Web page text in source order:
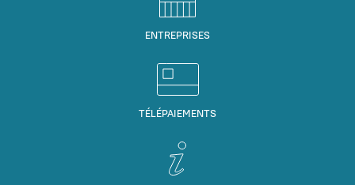
ENTREPRISES
TÉLÉPAIEMENTS